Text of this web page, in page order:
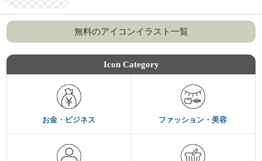
無料のアイコンイラスト一覧
Icon Category
お金・ビジネス ファッション・美容